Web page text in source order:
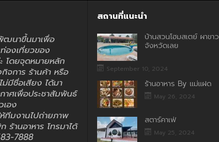
ฒนาขึ้นมาเพื่อ
องเที่ยวของ
โดยจุดหมายหลัก
กิจการ ร้านค้า หรือ
มีชื่อเสียง ได้มา
าศเพื่อประชาสัมพันธ์
อง
ทีมงานไปถ่ายภาพ
ร้านอาหาร โทรมาได้
7888
สถานที่แนะนำ
บ้านสวนโฮมสเตย์ ผาขาว
จังหวัดเลย
September 10, 2024
ร้านอาหาร By แม่แฝด
May 26, 2024
สตาร์คาเฟ่
May 25, 2024